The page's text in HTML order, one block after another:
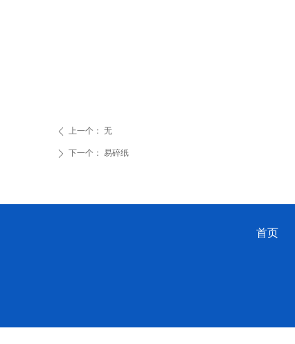
ꄴ 上一个： 无
ꄲ 下一个： 易碎纸
首页